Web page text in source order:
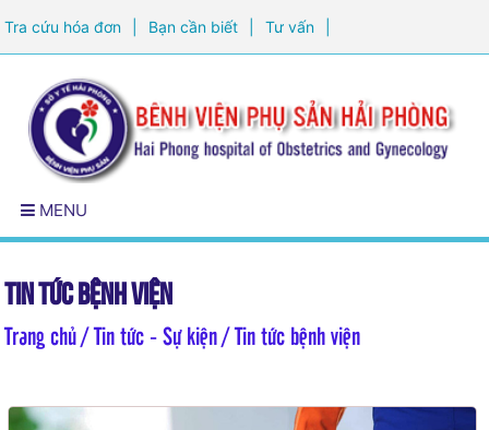
Tra cứu hóa đơn Bạn cần biết Tư vấn
Đăng ký khám sức khỏe
MENU
Tin tức bệnh viện
Trang chủ/ Tin tức - Sự kiện / Tin tức bệnh viện